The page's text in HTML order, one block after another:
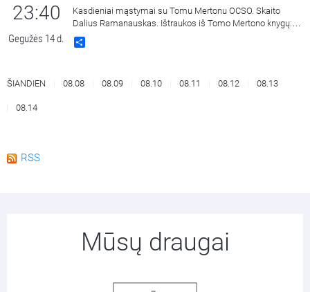
23:40
Gegužės 14 d.
Kasdieniai mąstymai su Tomu Mertonu OCSO. Skaito
Dalius Ramanauskas. Ištraukos iš Tomo Mertono knygų:
„Septynaukštis kalnas“, išleido „Katalikų pasaulio leidiniai“,
2011 m. ir „Jonos ženklas“, išleido „Katalikų pasaulio
ŠIANDIEN 08.08 08.09 08.10 08.11 08.12 08.13
08.14
RSS
Mūsų draugai